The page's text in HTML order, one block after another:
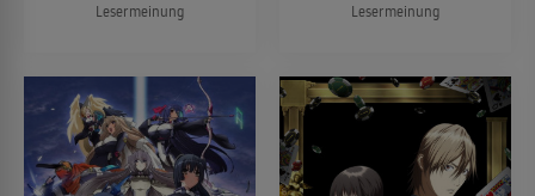
Lesermeinung Lesermeinung